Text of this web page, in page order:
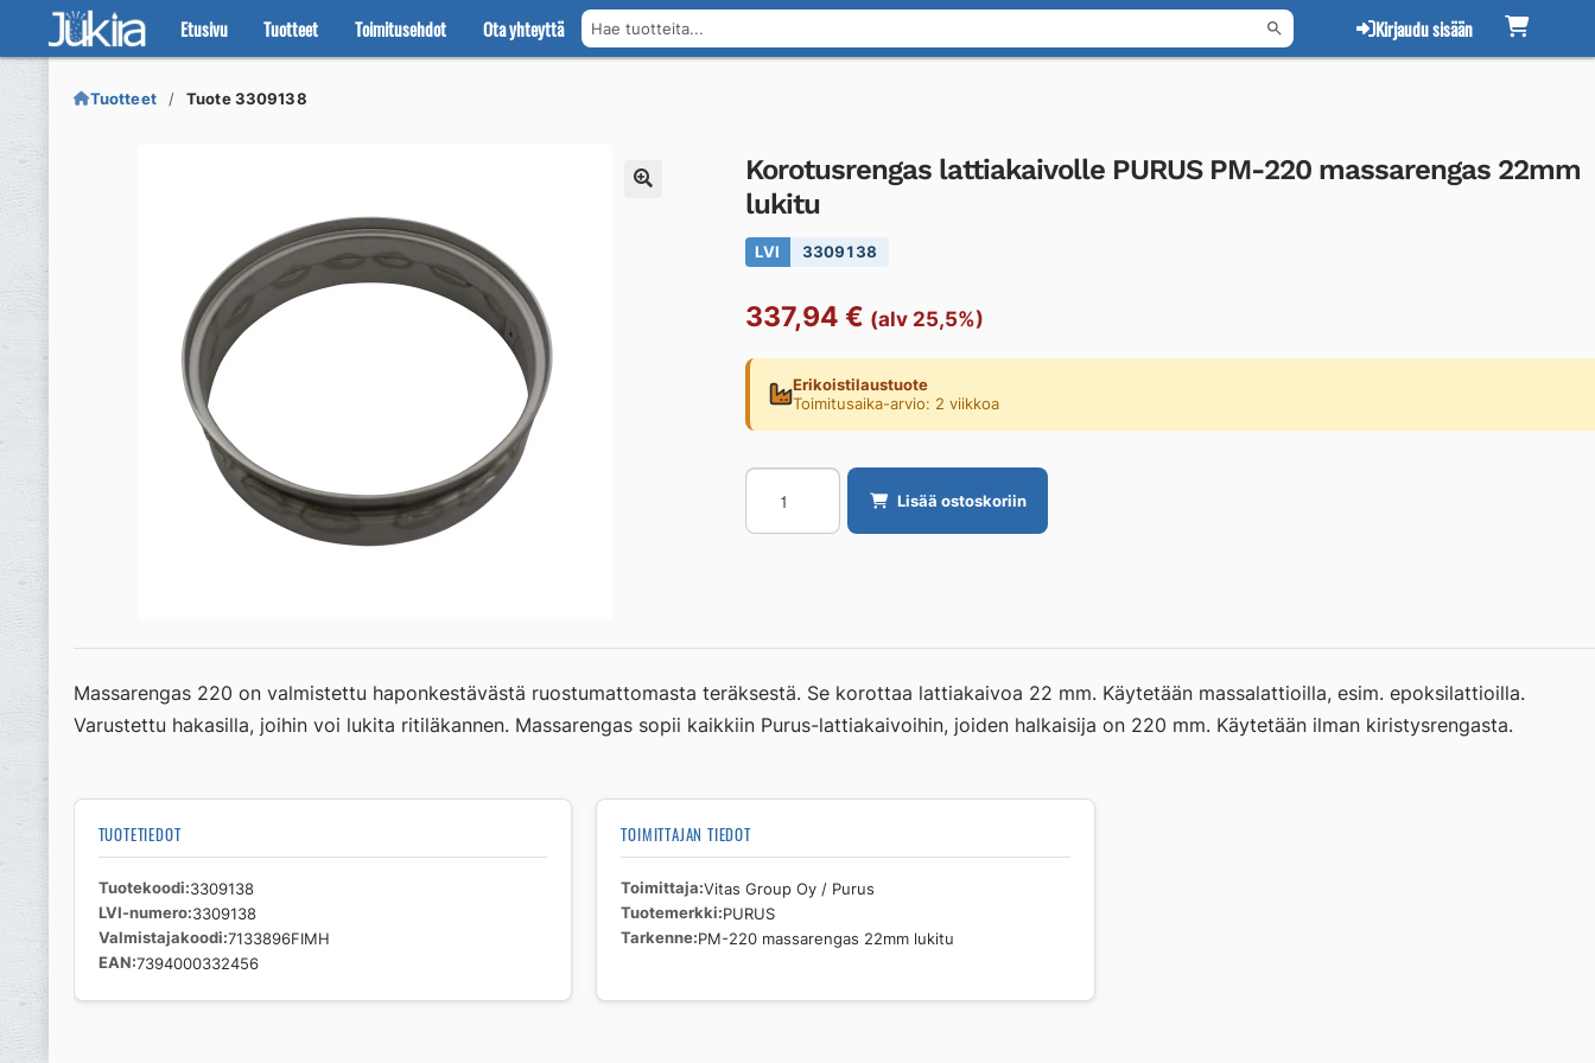
Etusivu Tuotteet Toimitusehdot Ota yhteyttä Hae tuotteita... Kirjaudu sisään
Siirry
navigointiin
Siirry
sisältöön
Tuotteet Tuote 3309138
Korotusrengas lattiakaivolle PURUS PM-220 massarengas 22mm
lukitu
LVI 3309138
337,94 € (alv 25,5%)
Erikoistilaustuote
Toimitusaika-arvio: 2 viikkoa
Korotusrengas
lattiakaivolle
PURUS
lukitu
määrä
Lisää ostoskoriin
Massarengas 220 on valmistettu haponkestävästä ruostumattomasta teräksestä. Se korottaa lattiakaivoa 22 mm. Käytetään massalattioilla, esim. epoksilattioilla.
Varustettu hakasilla, joihin voi lukita ritiläkannen. Massarengas sopii kaikkiin Purus-lattiakaivoihin, joiden halkaisija on 220 mm. Käytetään ilman kiristysrengasta.
TUOTETIEDOT
Tuotekoodi 3309138
LVI-numero 3309138
Valmistajakoodi 7133896FIMH
EAN 7394000332456
TOIMITTAJAN TIEDOT
Toimittaja Vitas Group Oy / Purus
Tuotemerkki PURUS
Tarkenne PM-220 massarengas 22mm lukitu